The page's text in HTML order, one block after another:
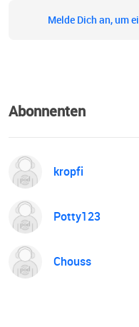
Melde Dich an, um
Abonnenten
kropfi
Potty123
Chouss